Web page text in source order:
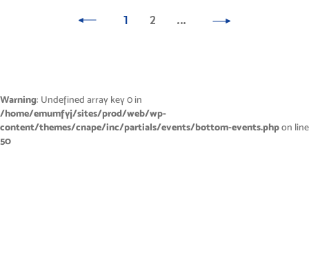
1 2 …
Warning: Undefined array key 0 in
/home/emumfyj/sites/prod/web/wp-
content/themes/cnape/inc/partials/events/bottom-events.phpon line
50